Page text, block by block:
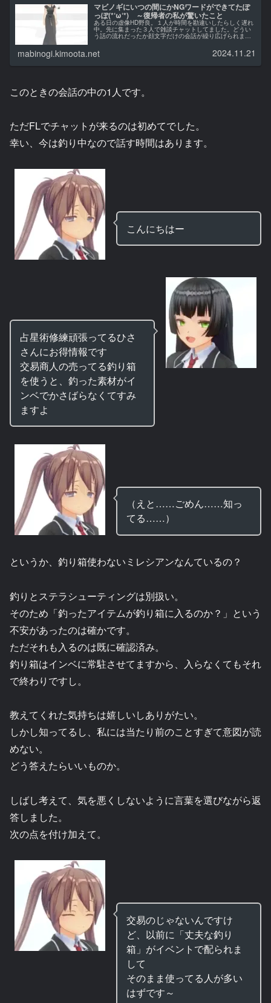
マビノギにいつの間にかNGワードができてたぽ
っぽ(*‘ω‘*) ～復帰者の私が驚いたこと
ある日の虚像HD野良。１人が時間を勘違いしたらしく遅れ
中。先に集まった３人で雑談チャットしてました。どうい
う話の流れだったか顔文字だけの会話が繰り広げられまし
た...
mabinogi.kimoota.net 2024.11.21
このときの会話の中の1人です。
ただFLでチャットが来るのは初めてでした。
幸い、今は釣り中なので話す時間はあります。
こんにちはー
占星術修練頑張ってるひさ
さんにお得情報です
交易商人の売ってる釣り箱
を使うと、釣った素材がイ
ンベでかさばらなくてすみ
ますよ
（えと……ごめん……知っ
てる……）
というか、釣り箱使わないミレシアンなんているの？
釣りとステラシューティングは別扱い。
そのため「釣ったアイテムが釣り箱に入るのか？」という
不安があったのは確かです。
ただそれも入るのは既に確認済み。
釣り箱はインベに常駐させてますから、入らなくてもそれ
で終わりですし。
教えてくれた気持ちは嬉しいしありがたい。
しかし知ってるし、私には当たり前のことすぎて意図が読
めない。
どう答えたらいいものか。
しばし考えて、気を悪くしないように言葉を選びながら返
答しました。
次の点を付け加えて。
交易のじゃないんですけ
ど、以前に「丈夫な釣り
箱」がイベントで配られま
して
そのまま使ってる人が多い
はずです～